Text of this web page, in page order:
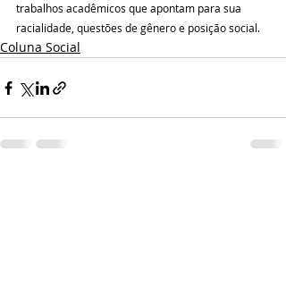
trabalhos acadêmicos que apontam para sua
racialidade, questões de gênero e posição social.
Coluna Social